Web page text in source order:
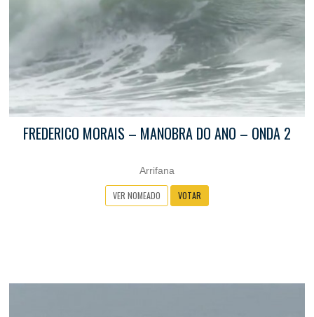
FREDERICO MORAIS – MANOBRA DO ANO – ONDA 2
Arrifana
VER NOMEADO VOTAR